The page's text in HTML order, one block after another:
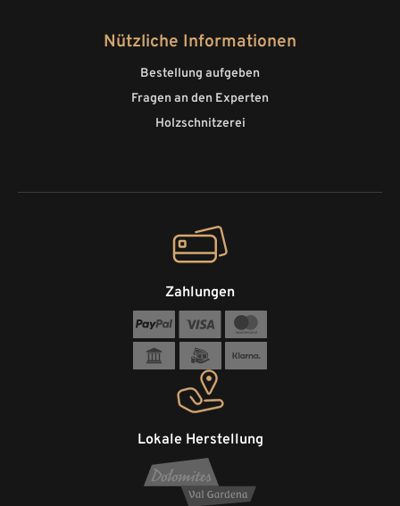
Nützliche Informationen
Bestellung aufgeben
Fragen an den Experten
Holzschnitzerei
Lokale Herstellung
Zahlungen